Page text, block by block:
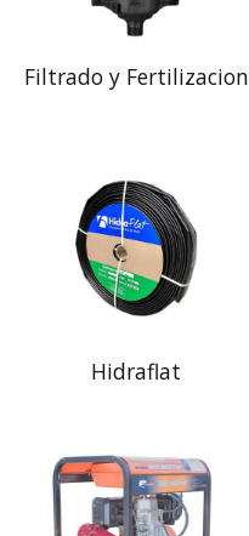
Filtrado y Fertilizacion
Hidraflat